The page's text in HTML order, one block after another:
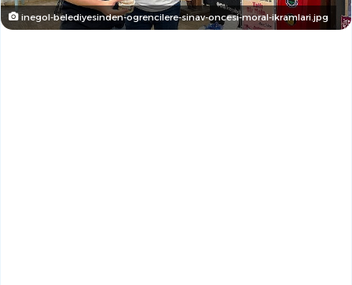
inegol-belediyesinden-ogrencilere-sinav-oncesi-moral-ikramlari.jpg